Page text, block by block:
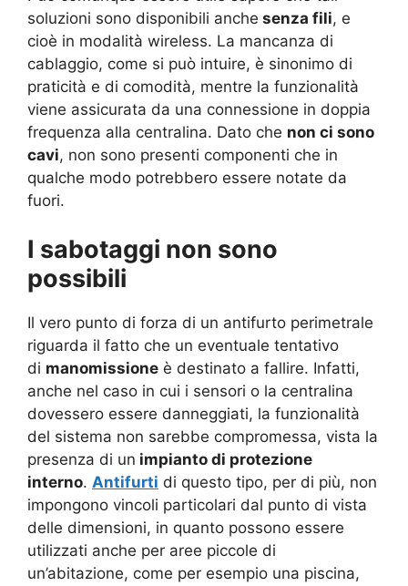
soluzioni sono disponibili anche senza fili, e
cioè in modalità wireless. La mancanza di
cablaggio, come si può intuire, è sinonimo di
praticità e di comodità, mentre la funzionalità
viene assicurata da una connessione in doppia
frequenza alla centralina. Dato che non ci sono
cavi, non sono presenti componenti che in
qualche modo potrebbero essere notate da
fuori.
I sabotaggi non sono
possibili
Il vero punto di forza di un antifurto perimetrale
riguarda il fatto che un eventuale tentativo
di manomissione è destinato a fallire. Infatti,
anche nel caso in cui i sensori o la centralina
dovessero essere danneggiati, la funzionalità
del sistema non sarebbe compromessa, vista la
presenza di un impianto di protezione
interno. Antifurti di questo tipo, per di più, non
impongono vincoli particolari dal punto di vista
delle dimensioni, in quanto possono essere
utilizzati anche per aree piccole di
un’abitazione, come per esempio una piscina,